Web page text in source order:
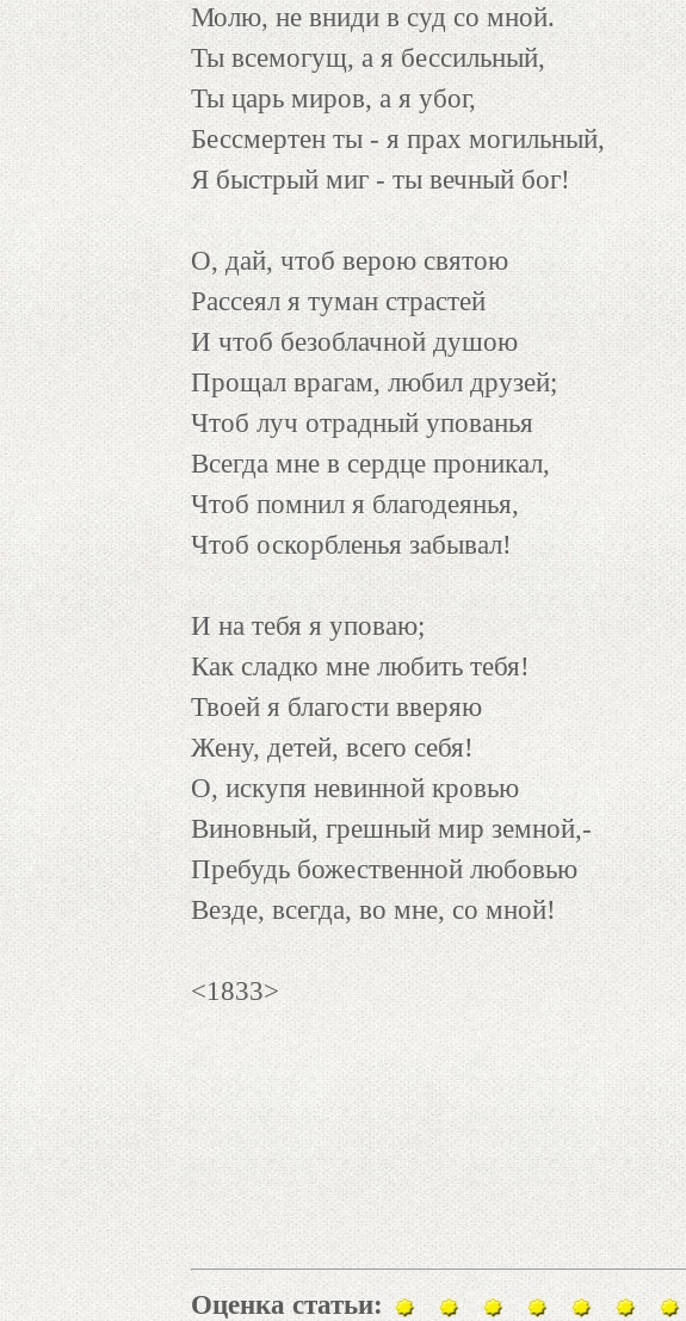
Молю, не вниди в суд со мной.
Ты всемогущ, а я бессильный,
Ты царь миров, а я убог,
Бессмертен ты - я прах могильный,
Я быстрый миг - ты вечный бог!
О, дай, чтоб верою святою
Рассеял я туман страстей
И чтоб безоблачной душою
Прощал врагам, любил друзей;
Чтоб луч отрадный упованья
Всегда мне в сердце проникал,
Чтоб помнил я благодеянья,
Чтоб оскорбленья забывал!
И на тебя я уповаю;
Как сладко мне любить тебя!
Твоей я благости вверяю
Жену, детей, всего себя!
О, искупя невинной кровью
Виновный, грешный мир земной,-
Пребудь божественной любовью
Везде, всегда, во мне, со мной!
<1833>
Оценка статьи: